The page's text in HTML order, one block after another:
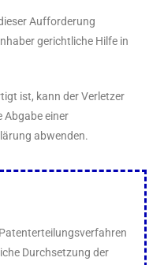
Aufforderung
gerichtliche Hilfe in
ist, kann der Verletzer
Abgabe einer
abwenden.
Durchsetzung der